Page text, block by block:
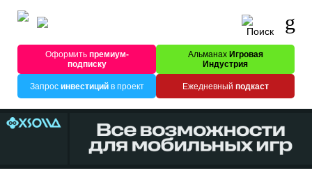
Оформитьпремиум-
подписку
Альманах Игровая
Индустрия
Запрос инвестицийв проект Ежедневный подкаст